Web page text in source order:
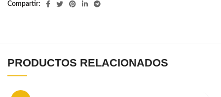
Compartir
PRODUCTOS RELACIONADOS